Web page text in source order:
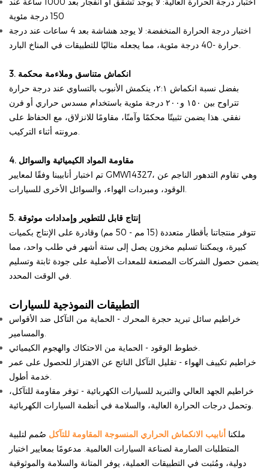
150 درجة مئوية
اختبار درجة الحرارة المنخفضة: لا يوجد هشاشة بعد 4 ساعات عند درجة
3. انكماش متناسق وملاءمة محكمة
بفضل نسبة انكماش ٢:١، ينكمش الأنبوب بالتساوي عند درجة حرارة
تتراوح بين ١٥٠ و٢٠٠ درجة مئوية باستخدام مسدس حراري أو فرن
نفقي. هذا يضمن تثبيتًا محكمًا وآمنًا، مقاومًا للانزلاق، مع الحفاظ على
4. مقاومة المواد الكيميائية والسوائل
تم اختبار أنابيبنا وفقًا لمعايير GMW14327، وهي تقاوم التدهور الناجم عن
5. إنتاج قابل للتطوير وإمدادات موثوقة
تتوفر منتجاتنا بأقطار متعددة (15 مم - 50 مم) وقادرة على الإنتاج بكميات
كبيرة، ويمكننا تسليم مخزون يصل إلى ستة أشهر في طلب واحد، مما
يضمن حصول الشركات المصنعة للمعدات الأصلية على جودة ثابتة وتسليم
التطبيقات النموذجية للسيارات
خراطيم سائل تبريد حجرة المحرك - الحماية من التآكل ضد الأقواس
خراطيم تكييف الهواء - تقليل التآكل الناتج عن الاهتزاز للحصول على عمر
خراطيم الجهد العالي والتبريد للسيارات الكهربائية - توفر مقاومة للتآكل،
ملكنا أنابيب الانكماش الحراري المنسوجة المقاومة للتآكل صُمم لتلبية
المتطلبات الصارمة لصناعة السيارات العالمية. مدعومًا بمعايير اختبار
دولية، ومُثبت في التطبيقات العملية، يوفر المتانة والسلامة والموثوقية